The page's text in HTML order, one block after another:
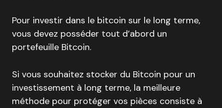
Pour investir dans le bitcoin sur le long terme,
vous devez posséder tout d’abord un
portefeuille Bitcoin.
Si vous souhaitez stocker du Bitcoin pour un
investissement à long terme, la meilleure
méthode pour protéger vos pièces consiste à